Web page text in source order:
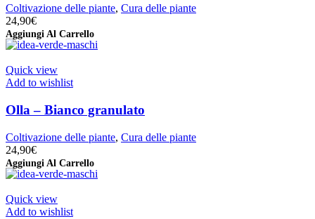
Coltivazione delle piante, Cura delle piante
24,90€
Aggiungi Al Carrello
Quick view
Add to wishlist
Olla – Bianco granulato
Coltivazione delle piante, Cura delle piante
24,90€
Aggiungi Al Carrello
Quick view
Add to wishlist